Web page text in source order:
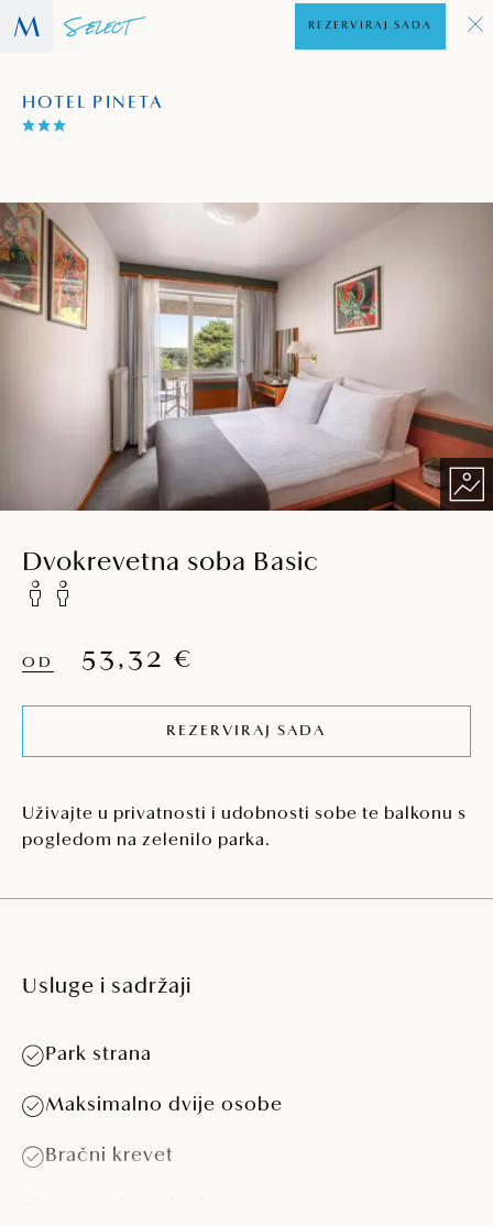
HOTEL PINETA
REZERVIRAJ SADA
Dvokrevetna soba Basic
OD 53,32 €
REZERVIRAJ SADA
Uživajte u privatnosti i udobnosti sobe te balkonu s
pogledom na zelenilo parka.
Usluge i sadržaji
Park strana
Maksimalno dvije osobe
Bračni krevet